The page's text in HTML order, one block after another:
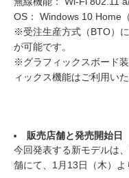
OS： Windows 10 Home
※受注生産方式（BTO）
が可能です。
※グラフィックスボード
ィックス機能はご利用いた
販売店舗と発売開始日
今回発表する新モデルは
舗にて、1月13日（木）よ